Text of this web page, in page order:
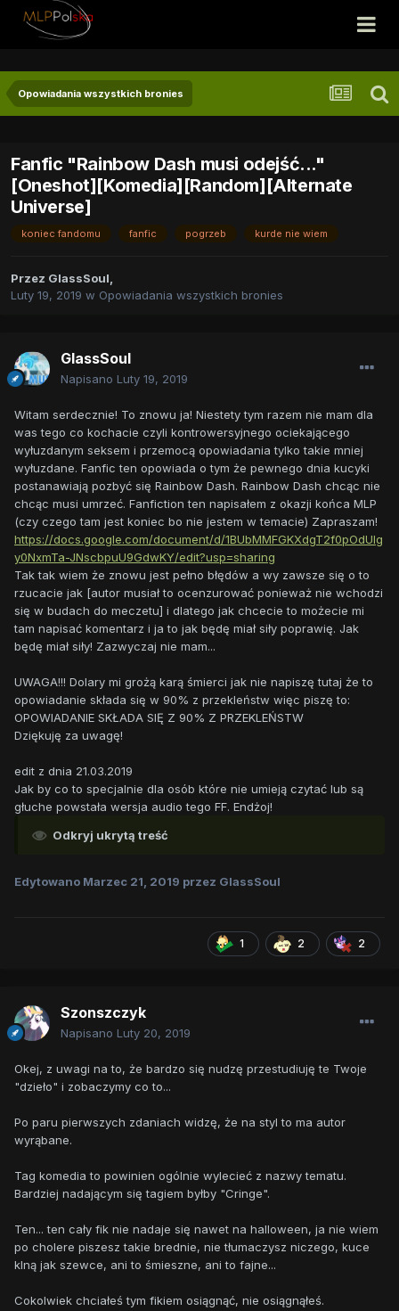
Opowiadania wszystkich bronies
Fanfic "Rainbow Dash musi odejść..."
[Oneshot][Komedia][Random][Alternate
Universe]
koniec fandomu fanfic pogrzeb kurde nie wiem
Przez GlassSoul,
Luty 19, 2019 w Opowiadania wszystkich bronies
GlassSoul
Napisano Luty 19, 2019
Witam serdecznie! To znowu ja! Niestety tym razem nie mam dla
was tego co kochacie czyli kontrowersyjnego ociekającego
wyłuzdanym seksem i przemocą opowiadania tylko takie mniej
wyłuzdane. Fanfic ten opowiada o tym że pewnego dnia kucyki
postanawiają pozbyć się Rainbow Dash. Rainbow Dash chcąc nie
chcąc musi umrzeć. Fanfiction ten napisałem z okazji końca MLP
(czy czego tam jest koniec bo nie jestem w temacie) Zapraszam!
https://docs.google.com/document/d/1BUbMMFGKXdgT2f0pOdUIg
y0NxmTa-JNscbpuU9GdwKY/edit?usp=sharing
Tak tak wiem że znowu jest pełno błędów a wy zawsze się o to
rzucacie jak [autor musiał to ocenzurować ponieważ nie wchodzi
się w budach do meczetu] i dlatego jak chcecie to możecie mi
tam napisać komentarz i ja to jak będę miał siły poprawię. Jak
będę miał siły! Zazwyczaj nie mam...
UWAGA!!! Dolary mi grożą karą śmierci jak nie napiszę tutaj że to
opowiadanie składa się w 90% z przekleństw więc piszę to:
OPOWIADANIE SKŁADA SIĘ Z 90% Z PRZEKLEŃSTW
Dziękuję za uwagę!
edit z dnia 21.03.2019
Jak by co to specjalnie dla osób które nie umieją czytać lub są
głuche powstała wersja audio tego FF. Endżoj!
Odkryj ukrytą treść
Edytowano Marzec 21, 2019 przez GlassSoul
1 2 2
Szonszczyk
Napisano Luty 20, 2019
Okej, z uwagi na to, że bardzo się nudzę przestudiuję te Twoje
"dzieło" i zobaczymy co to...
Po paru pierwszych zdaniach widzę, że na styl to ma autor
wyrąbane.
Tag komedia to powinien ogólnie wylecieć z nazwy tematu.
Bardziej nadającym się tagiem byłby "Cringe".
Ten... ten cały fik nie nadaje się nawet na halloween, ja nie wiem
po cholere piszesz takie brednie, nie tłumaczysz niczego, kuce
klną jak szewce, ani to śmieszne, ani to fajne...
Cokolwiek chciałeś tym fikiem osiągnąć, nie osiągnąłeś.